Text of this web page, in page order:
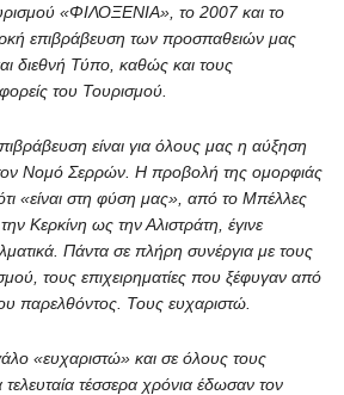
«ΦΙΛΟΞΕΝΙΑ», το 2007 και το
επιβράβευση των προσπαθειών μας
διεθνή Τύπο, καθώς και τους
του Τουρισμού.
είναι για όλους μας η αύξηση
Νομό Σερρών. Η προβολή της ομορφιάς
«είναι στη φύση μας», από το Μπέλλες
Κερκίνη ως την Αλιστράτη, έγινε
Πάντα σε πλήρη συνέργια με τους
τους επιχειρηματίες που ξέφυγαν από
παρελθόντος. Τους ευχαριστώ.
«ευχαριστώ» και σε όλους τους
τέσσερα χρόνια έδωσαν τον